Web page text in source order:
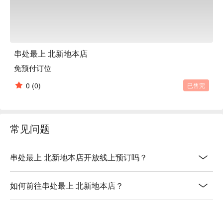
串处最上 北新地本店
免预付订位
0 (0) 已售完
常见问题
串处最上 北新地本店开放线上预订吗？
如何前往串处最上 北新地本店？